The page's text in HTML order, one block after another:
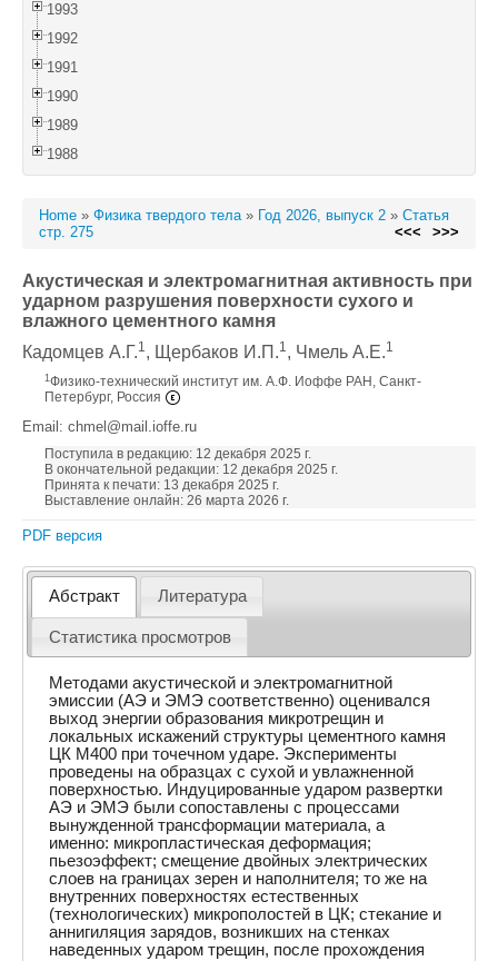
1993
1992
1991
1990
1989
1988
Home » Физика твердого тела» Год 2026, выпуск 2 » Статья
стр. 275
<<< >>>
Акустическая и электромагнитная активность при
ударном разрушения поверхности сухого и
влажного цементного камня
Кадомцев А.Г.1, Щербаков И.П.1, Чмель А.Е.1
1 Физико-технический институт им. А.Ф. Иоффе РАН, Санкт-
Петербург, Россия
Email: chmel@mail.ioffe.ru
Поступила в редакцию: 12 декабря 2025 г.
В окончательной редакции: 12 декабря 2025 г.
Принята к печати: 13 декабря 2025 г.
Выставление онлайн: 26 марта 2026 г.
PDF версия
Абстракт Литература
Статистика просмотров
Методами акустической и электромагнитной
эмиссии (АЭ и ЭМЭ соответственно) оценивался
выход энергии образования микротрещин и
локальных искажений структуры цементного камня
ЦК М400 при точечном ударе. Эксперименты
проведены на образцах с сухой и увлажненной
поверхностью. Индуцированные ударом развертки
АЭ и ЭМЭ были сопоставлены с процессами
вынужденной трансформации материала, а
именно: микропластическая деформация;
пьезоэффект; смещение двойных электрических
слоев на границах зерен и наполнителя; то же на
внутренних поверхностях естественных
(технологических) микрополостей в ЦК; стекание и
аннигиляция зарядов, возникших на стенках
наведенных ударом трещин, после прохождения